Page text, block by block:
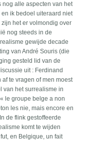
nog alle aspecten van het
ik bedoel uiteraard niet
het er volmondig over
nog steeds in de
gewijde decade
van André Souris (die
gesteld lid van de
uit : Ferdinand
te vragen of men moest
van het surrealisme in
le groupe belge a non
les nie, mais encore en
de flink gestoffeerde
komt te wijden
en Belgique, un fait